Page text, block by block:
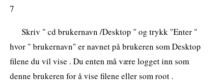
7
Skriv " cd brukernavn /Desktop " og trykk "Enter "
hvor " brukernavn" er navnet på brukeren som Desktop
filene du vil vise . Du enten må være logget inn som
denne brukeren for å vise filene eller som root .